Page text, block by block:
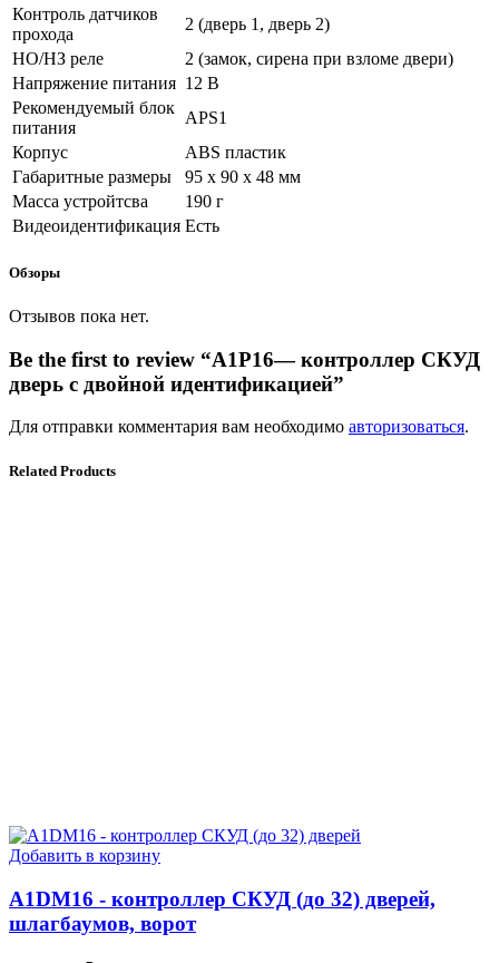
Контроль датчиков
прохода
2 (дверь 1, дверь 2)
НО/НЗ реле
2 (замок, сирена при взломе двери)
Напряжение питания 12 В
Рекомендуемый блок
питания
APS1
Корпус
ABS пластик
Габаритные размеры
95 x 90 x 48 мм
Масса устройтсва
190 г
Видеоидентификация Есть
Обзоры
Отзывов пока нет.
Be the first to review “A1P16— контроллер СКУД
дверь с двойной идентификацией”
Для отправки комментария вам необходимо авторизоваться.
Related Products
Добавить в корзину
A1DM16 - контроллер СКУД (до 32) дверей,
шлагбаумов, ворот